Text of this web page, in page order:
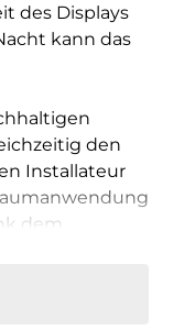
des Displays
kann das
den
Installateur
dem
und Zonen